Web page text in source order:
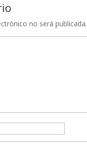
no será publicada.